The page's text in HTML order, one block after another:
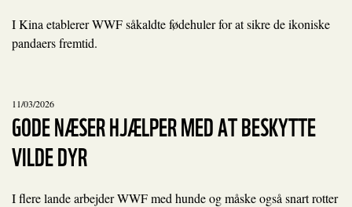
I Kina etablerer WWF såkaldte fødehuler for at sikre de ikoniske
pandaers fremtid.
11/03/2026
GODE NÆSER HJÆLPER MED AT BESKYTTE
VILDE DYR
I flere lande arbejder WWF med hunde og måske også snart rotter